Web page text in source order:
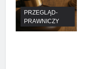
PRZEGLĄD-
PRAWNICZY